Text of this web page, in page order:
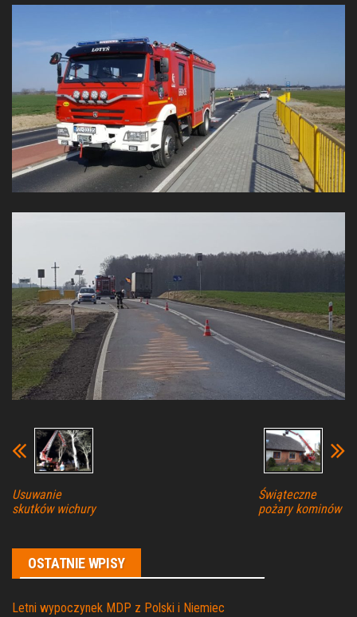
Usuwanie
skutków wichury
Świąteczne
pożary kominów
OSTATNIE WPISY
Letni wypoczynek MDP z Polski i Niemiec